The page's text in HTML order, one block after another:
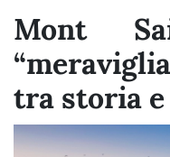
Mont
tra storia e